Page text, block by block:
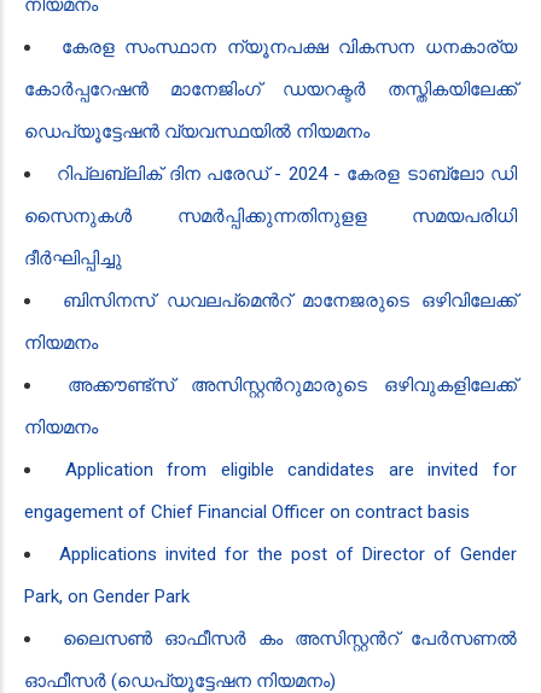
നിയ​മനം
കേരള സംസ്ഥാന ന്യൂനപക്ഷ വികസന ധനകാര്യ
കോർപ്പറേഷൻ‍ മാനേജിംഗ് ഡയറക്ടർ തസ്തികയിലേക്ക്
ഡെപ്യൂട്ടേഷൻ‍ വ്യവസ്ഥയിൽ നിയമനം
റിപ്ലബ്ലിക് ദിന പരേഡ് - 2024 - കേരള ടാബ്ലോ ഡി​
സൈനുകൾ സമർപ്പിക്കുന്നതിനുളള സമയപരിധി
ദീർഘിപ്പിച്ചു
ബിസിനസ് ഡവലപ്മെൻ‍റ് മാനേജരുടെ ഒഴിവിലേക്ക്
നിയമനം
അക്കൗണ്ട്സ് അസിസ്റ്റൻ‍റുമാരുടെ ഒഴിവുകളി​ലേക്ക്
നിയമനം
Application from eligible candidates are invited for
engagement of Chief Financial Officer on contract basis
Applications invited for the post of Director of Gender
Park, on Gender Park
ലൈസൺ ഓഫീസർ കം അസിസ്റ്റൻ‍റ് പേർസണൽ
ഓഫീസർ (​ഡെപ്യൂട്ടേഷന നിയമനം)